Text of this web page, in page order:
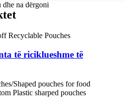
dhe na dërgoni
të riciklueshme të